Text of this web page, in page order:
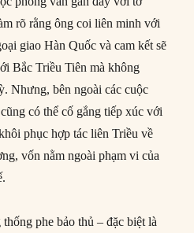
rõ rằng ông coi liên minh với
giao Hàn Quốc và cam kết sẽ
Bắc Triều Tiên mà không
Nhưng, bên ngoài các cuộc
có thể cố gắng tiếp xúc với
phục hợp tác liên Triều về
vốn nằm ngoài phạm vi của
phe bảo thủ – đặc biệt là